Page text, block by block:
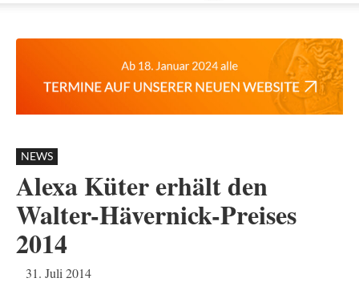
NEWS
Alexa Küter erhält den
Walter-Hävernick-Preises
2014
31. Juli 2014